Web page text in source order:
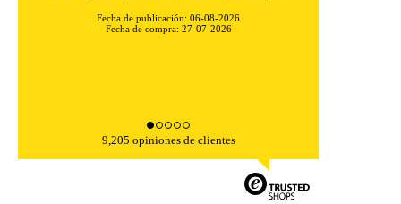
Fecha de publicación: 06-08-2026
Fecha de compra: 27-07-2026
9,205 opiniones de clientes
CONFIGURACIÓN DE COOKIES